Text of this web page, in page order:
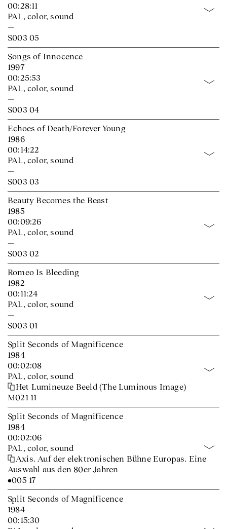
00:28:11
PAL, color, sound
—
S003 05
Songs of Innocence
1997
00:25:53
PAL, color, sound
—
S003 04
Echoes of Death/Forever Young
1986
00:14:22
PAL, color, sound
—
S003 03
Beauty Becomes the Beast
1985
00:09:26
PAL, color, sound
—
S003 02
Romeo Is Bleeding
1982
00:11:24
PAL, color, sound
—
S003 01
Split Seconds of Magnificence
1984
00:02:08
PAL, color, sound
Het Lumineuze Beeld (The Luminous Image)
M021 11
Split Seconds of Magnificence
1984
00:02:06
PAL, color, sound
Axis. Auf der elektronischen Bühne Europas. Eine
Auswahl aus den 80er Jahren
•005 17
Split Seconds of Magnificence
1984
00:15:30